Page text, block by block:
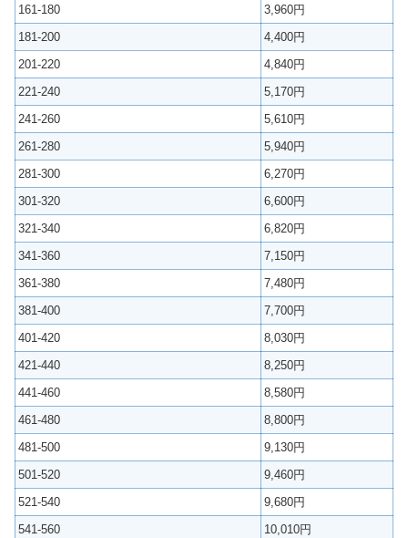
161-180
3,960円
181-200
4,400円
201-220
4,840円
221-240
5,170円
241-260
5,610円
261-280
5,940円
281-300
6,270円
301-320
6,600円
321-340
6,820円
341-360
7,150円
361-380
7,480円
381-400
7,700円
401-420
8,030円
421-440
8,250円
441-460
8,580円
461-480
8,800円
481-500
9,130円
501-520
9,460円
521-540
9,680円
541-560
10,010円